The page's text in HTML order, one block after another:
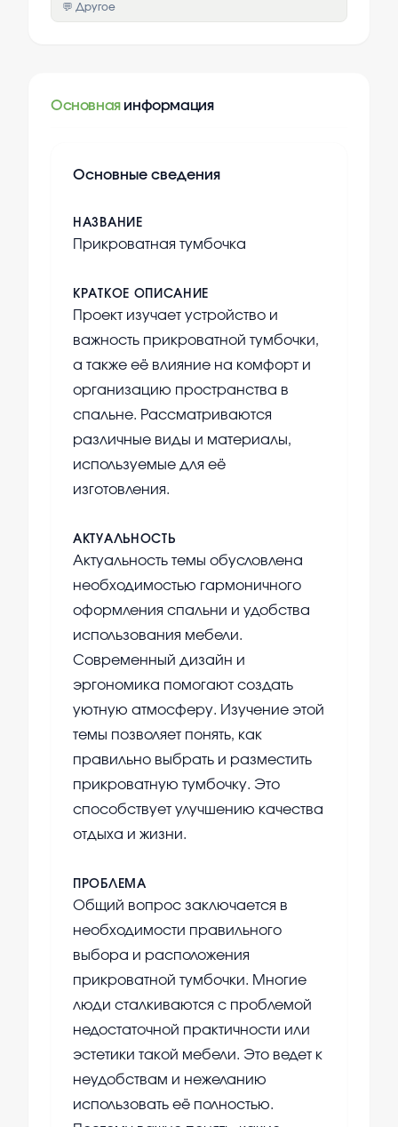
💬 Другое
Основная информация
Основные сведения
НАЗВАНИЕ
Прикроватная тумбочка
КРАТКОЕ ОПИСАНИЕ
Проект изучает устройство и
важность прикроватной тумбочки,
а также её влияние на комфорт и
организацию пространства в
спальне. Рассматриваются
различные виды и материалы,
используемые для её
изготовления.
АКТУАЛЬНОСТЬ
Актуальность темы обусловлена
необходимостью гармоничного
оформления спальни и удобства
использования мебели.
Современный дизайн и
эргономика помогают создать
уютную атмосферу. Изучение этой
темы позволяет понять, как
правильно выбрать и разместить
прикроватную тумбочку. Это
способствует улучшению качества
отдыха и жизни.
ПРОБЛЕМА
Общий вопрос заключается в
необходимости правильного
выбора и расположения
прикроватной тумбочки. Многие
люди сталкиваются с проблемой
недостаточной практичности или
эстетики такой мебели. Это ведет к
неудобствам и нежеланию
использовать её полностью.